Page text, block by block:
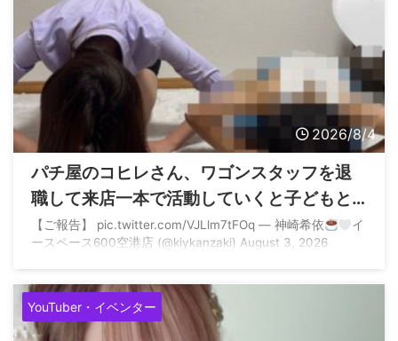
2026/8/4
パチ屋のコヒレさん、ワゴンスタッフを退
職して来店一本で活動していくと子どもと
一緒に土下座へ
【ご報告】 pic.twitter.com/VJLlm7tFOq — 神崎希依
イ
ースペース600空港店 (@kiykanzaki) August 3, 2026
YouTuber・イベンター